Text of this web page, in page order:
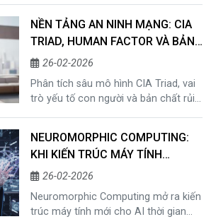
vision, DVS và chip mô phỏng thần
kinh.
NỀN TẢNG AN NINH MẠNG: CIA
TRIAD, HUMAN FACTOR VÀ BẢN
CHẤT CỦA RỦI RO SỐ
26-02-2026
Phân tích sâu mô hình CIA Triad, vai
trò yếu tố con người và bản chất rủi
NEUROMORPHIC COMPUTING:
KHI KIẾN TRÚC MÁY TÍNH
TRUYỀN THỐNG KHÔNG CÒN ĐỦ
26-02-2026
Neuromorphic Computing mở ra kiến
trúc máy tính mới cho AI thời gian